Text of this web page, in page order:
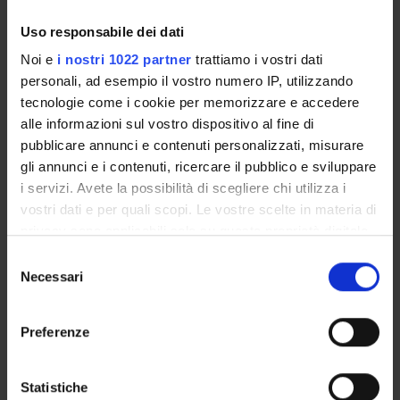
Uso responsabile dei dati
Noi e i nostri 1022 partner trattiamo i vostri dati
personali, ad esempio il vostro numero IP, utilizzando
tecnologie come i cookie per memorizzare e accedere
alle informazioni sul vostro dispositivo al fine di
pubblicare annunci e contenuti personalizzati, misurare
gli annunci e i contenuti, ricercare il pubblico e sviluppare
i servizi. Avete la possibilità di scegliere chi utilizza i
vostri dati e per quali scopi. Le vostre scelte in materia di
modificare o revocare il proprio consenso in qualsiasi
momento dalla Dichiarazione sui cookie o facendo clic
raccogliere informazioni sulla tua posizione
delNecessari
Preferenze
Statistiche
Notices
Thesis and internship proposals
Governing bodies
Faculty staff
Documents
Student orientation
STUDYING
PHD PROGRAMMES AND POSTGRADUATE